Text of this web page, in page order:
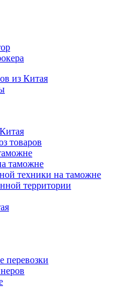
из Китая
товаров
таможне
техники на таможне
территории
перевозки